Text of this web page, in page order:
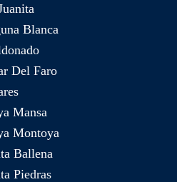
Blanca
Del Faro
Mansa
Montoya
Ballena
Piedras